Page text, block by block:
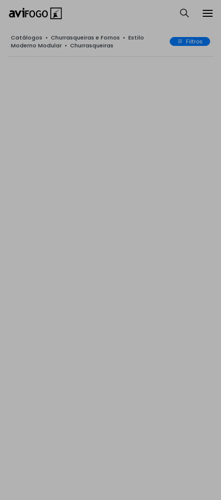
Catálogos • Churrasqueiras e Fornos • Estilo
Moderno Modular • Churrasqueiras Filtros